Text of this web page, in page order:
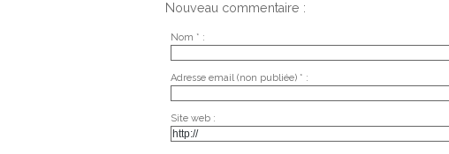
Nouveau commentaire :
Nom * :
Adresse email (non publiée) * :
Site web :